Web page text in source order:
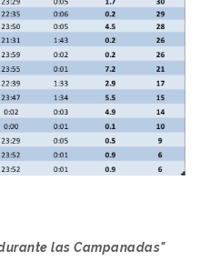
las Campanadas"